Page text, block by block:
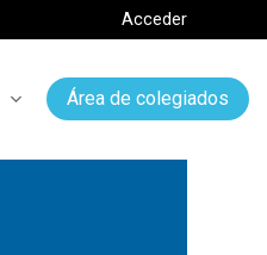
Acceder
Área de colegiados